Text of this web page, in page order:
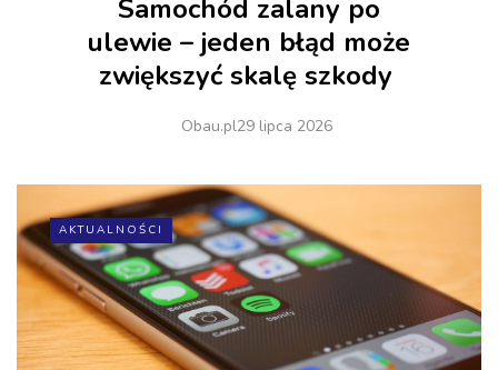
Samochód zalany po
ulewie – jeden błąd może
zwiększyć skalę szkody
Obau.pl29 lipca 2026
AKTUALNOŚCI